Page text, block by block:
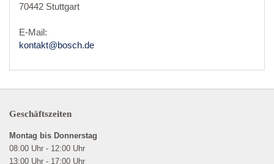
70442 Stuttgart
E-Mail:
kontakt@bosch.de
Geschäftszeiten
Montag bis Donnerstag
08:00 Uhr - 12:00 Uhr
13:00 Uhr - 17:00 Uhr